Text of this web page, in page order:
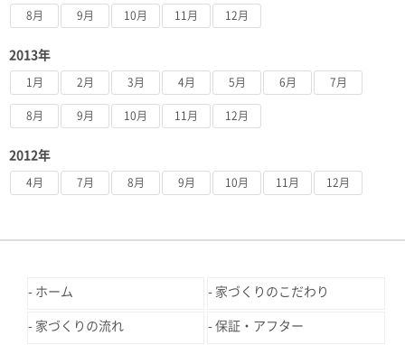
8月 9月 10月 11月 12月
2013年
1月 2月 3月 4月 5月 6月 7月
8月 9月 10月 11月 12月
2012年
4月 7月 8月 9月 10月 11月 12月
ホーム 家づくりのこだわり
家づくりの流れ 保証・アフター